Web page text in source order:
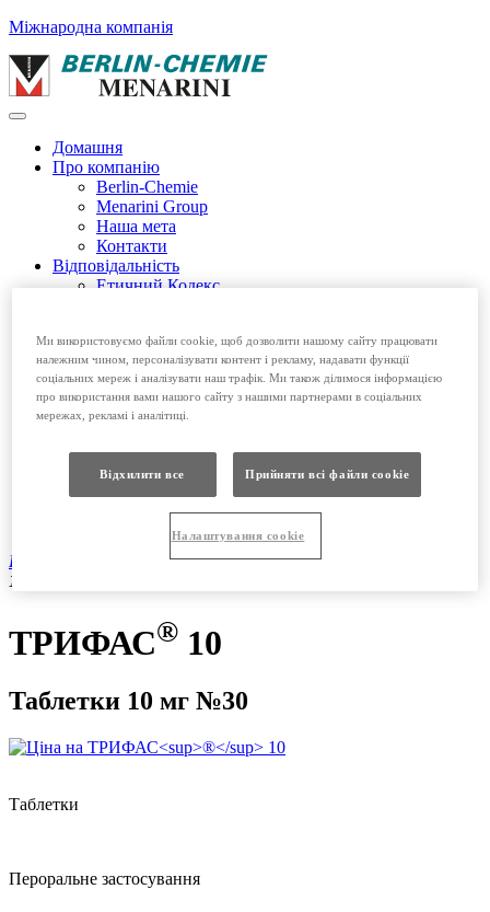
Міжнародна компанія
Домашня
Про компанію
Berlin-Chemie
Menarini Group
Наша мета
Контакти
Відповідальність
Етичний Кодекс
Продукція
Безрецептурні препарати
Рецептурні препарати
Вакансії
Відповідальність
Продукція
Продукція Рецептурні препарати|ТРИФАС
10 мг №30
ТРИФАС® 10
Таблетки 10 мг №30
Таблетки
Пероральне застосування
Ми використовуємо файли cookie, щоб дозволити нашому сайту працювати
належним чином, персоналізувати контент і рекламу, надавати функції
соціальних мереж і аналізувати наш трафік. Ми також ділимося інформацією
про використання вами нашого сайту з нашими партнерами в соціальних
мережах, рекламі і аналітиці.
Відхилити все Прийняти всі файли сookie
Налаштування cookie